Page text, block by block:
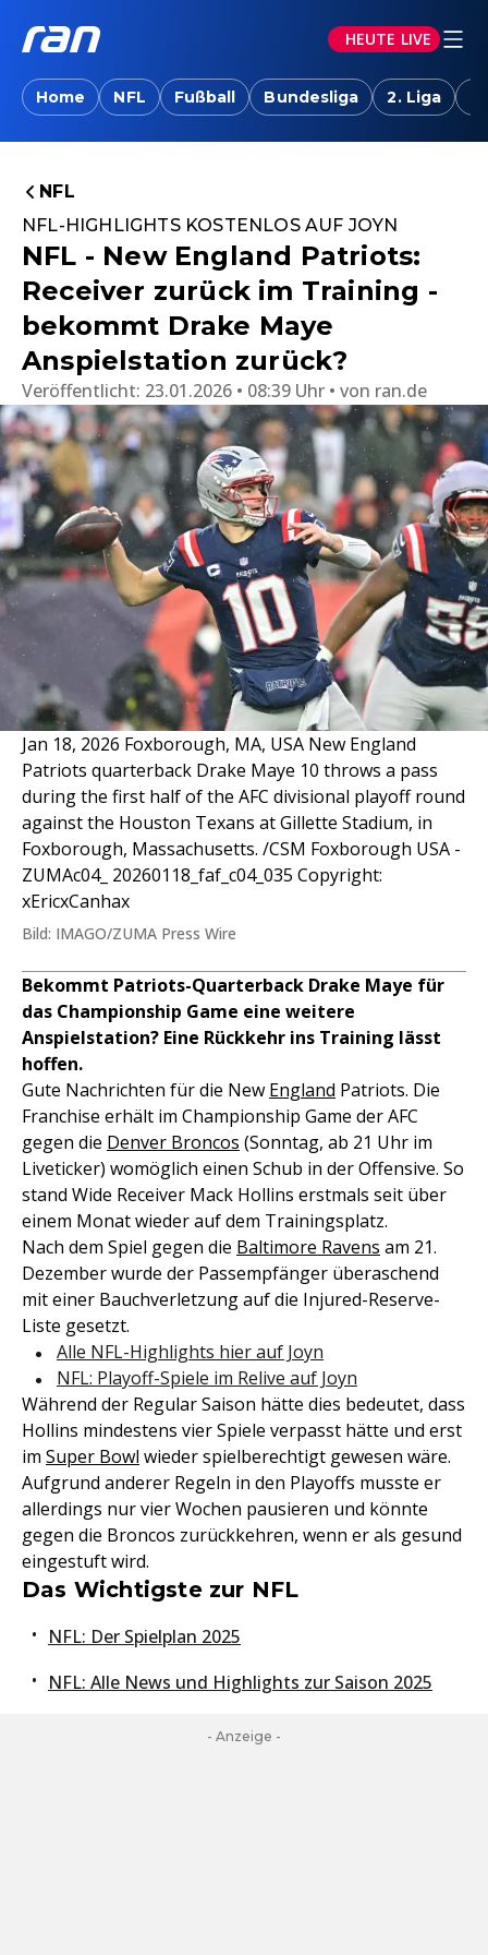
HEUTE LIVE
Home NFL Fußball Bundesliga 2. Liga
NFL
NFL-HIGHLIGHTS KOSTENLOS AUF JOYN
NFL - New England Patriots:
Receiver zurück im Training -
bekommt Drake Maye
Anspielstation zurück?
Veröffentlicht: 23.01.2026 • 08:39 Uhr von ran.de
Jan 18, 2026 Foxborough, MA, USA New England
Patriots quarterback Drake Maye 10 throws a pass
during the first half of the AFC divisional playoff round
against the Houston Texans at Gillette Stadium, in
Foxborough, Massachusetts. /CSM Foxborough USA -
ZUMAc04_ 20260118_faf_c04_035 Copyright:
xEricxCanhax
Bild: IMAGO/ZUMA Press Wire
Bekommt Patriots-Quarterback Drake Maye für
das Championship Game eine weitere
Anspielstation? Eine Rückkehr ins Training lässt
hoffen.
Gute Nachrichten für die New England Patriots. Die
Franchise erhält im Championship Game der AFC
gegen die Denver Broncos (Sonntag, ab 21 Uhr im
Liveticker) womöglich einen Schub in der Offensive. So
stand Wide Receiver Mack Hollins erstmals seit über
einem Monat wieder auf dem Trainingsplatz.
Nach dem Spiel gegen die Baltimore Ravens am 21.
Dezember wurde der Passempfänger überaschend
mit einer Bauchverletzung auf die Injured-Reserve-
Liste gesetzt.
Alle NFL-Highlights hier auf Joyn
NFL: Playoff-Spiele im Relive auf Joyn
Während der Regular Saison hätte dies bedeutet, dass
Hollins mindestens vier Spiele verpasst hätte und erst
im Super Bowl wieder spielberechtigt gewesen wäre.
Aufgrund anderer Regeln in den Playoffs musste er
allerdings nur vier Wochen pausieren und könnte
gegen die Broncos zurückkehren, wenn er als gesund
eingestuft wird.
Das Wichtigste zur NFL
NFL: Der Spielplan 2025
NFL: Alle News und Highlights zur Saison 2025
- Anzeige -